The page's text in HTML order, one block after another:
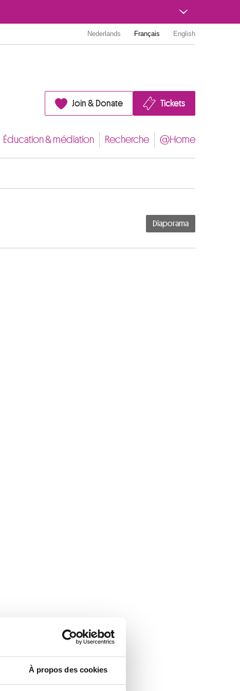
À propos des cookies
Nederlands Français English
Join & Donate Tickets
Éducation & médiation Recherche @Home
Diaporama